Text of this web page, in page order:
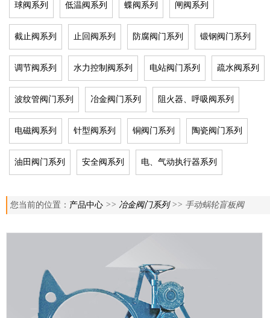
球阀系列 低温阀系列 蝶阀系列 闸阀系列
截止阀系列 止回阀系列 防腐阀门系列 锻钢阀门系列
调节阀系列 水力控制阀系列 电站阀门系列 疏水阀系列
波纹管阀门系列 冶金阀门系列 阻火器、呼吸阀系列
电磁阀系列 针型阀系列 铜阀门系列 陶瓷阀门系列
油田阀门系列 安全阀系列 电、气动执行器系列
您当前的位置： 产品中心 >> 冶金阀门系列>> 手动蜗轮盲板阀